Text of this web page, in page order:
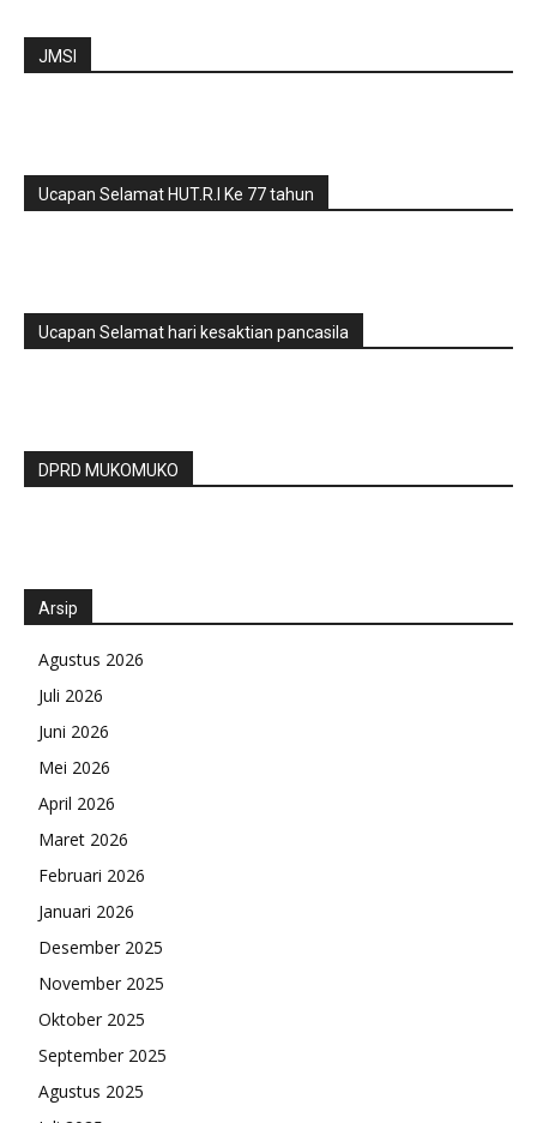
JMSI
Ucapan Selamat HUT.R.I Ke 77 tahun
Ucapan Selamat hari kesaktian pancasila
DPRD MUKOMUKO
Arsip
Agustus 2026
Juli 2026
Juni 2026
Mei 2026
April 2026
Maret 2026
Februari 2026
Januari 2026
Desember 2025
November 2025
Oktober 2025
September 2025
Agustus 2025